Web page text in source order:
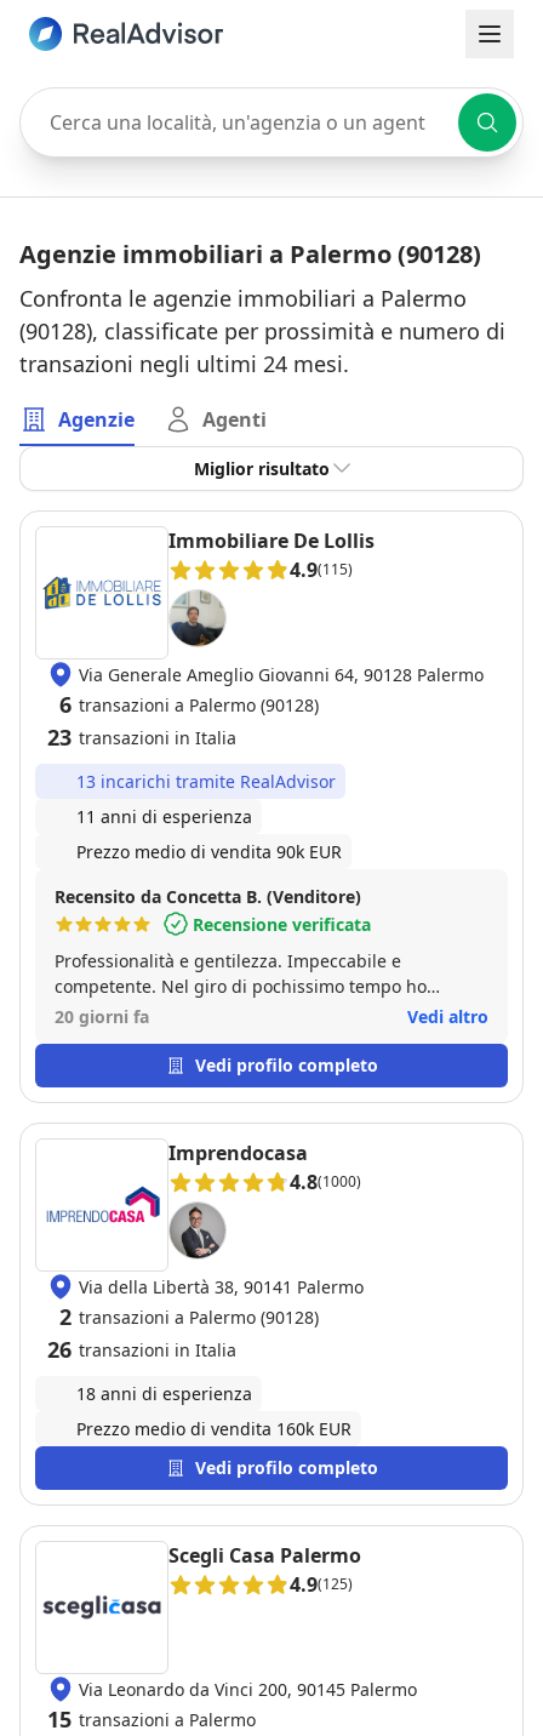
Cerca una località, un'agenzia o un agente
Agenzie immobiliari a Palermo (90128)
Confronta le agenzie immobiliari a Palermo
(90128), classificate per prossimità e numero di
transazioni negli ultimi 24 mesi.
Agenzie Agenti
Miglior risultato
Immobiliare De Lollis
4.9(115)
Via Generale Ameglio Giovanni 64, 90128 Palermo
6 transazioni a Palermo (90128)
23 transazioni in Italia
13 incarichi tramite RealAdvisor
11 anni di esperienza
Prezzo medio di vendita 90k EUR
Recensito da Concetta B. (Venditore)
Recensione verificata
Professionalità e gentilezza. Impeccabile e
competente. Nel giro di pochissimo tempo ho
venduto casa. Grazie mille sig. Francesco. Consiglio
20 giorni fa Vedi altro
Vedi profilo completo
Imprendocasa
4.8(1000)
Via della Libertà 38, 90141 Palermo
2 transazioni a Palermo (90128)
26 transazioni in Italia
18 anni di esperienza
Prezzo medio di vendita 160k EUR
Vedi profilo completo
Scegli Casa Palermo
4.9(125)
Via Leonardo da Vinci 200, 90145 Palermo
15 transazioni a Palermo